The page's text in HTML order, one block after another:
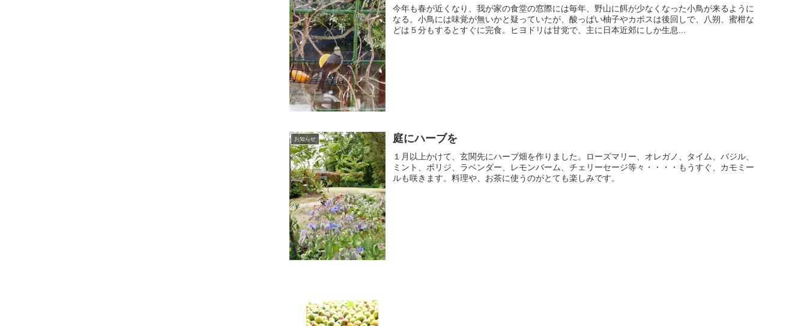
今年も春が近くなり、我が家の食堂の窓際には毎年、野山に餌が少なくなった小鳥が来るように
なる。小鳥には味覚が無いかと疑っていたが、酸っぱい柚子やカボスは後回しで、八朔、蜜柑な
どは５分もするとすぐに完食。ヒヨドリは甘党で、主に日本近郊にしか生息...
お知らせ 庭にハーブを
１月以上かけて、玄関先にハーブ畑を作りました。ローズマリー、オレガノ、タイム、バジル、
ミント、ボリジ、ラベンダー、レモンバーム、チェリーセージ等々・・・・もうすぐ、カモミー
ルも咲きます。料理や、お茶に使うのがとても楽しみです。